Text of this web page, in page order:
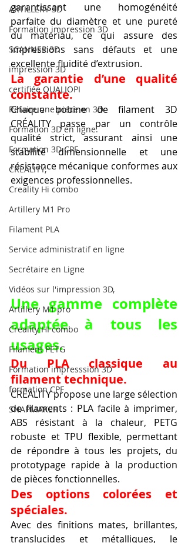
ARTILLERY 3D
Formation impression 3D
SCANNER 3D
impression 3D
certifiée QUALIOPI
Refaire une piece en 3D
Formation 3D en ligne.
Formation 3D CPF
CREALITY,
Creality Hi combo
Artillery M1 Pro
Filament PLA
Service administratif en ligne
Secrétaire en Ligne
Vidéos sur l'impression 3D,
Artillery M1 pro
Creality HI combo
Filament PETG
Formation impresssion 3D
formation CPF
SNAPMAKER
garantissant une homogénéité
parfaite du diamètre et une pureté
du matériau, ce qui assure des
impressions sans défauts et une
excellente fluidité d’extrusion.
La garantie d’une qualité
constante.
Chaque bobine de filament 3D
CRÉALITY passe par un contrôle
qualité strict, assurant ainsi une
stabilité dimensionnelle et une
résistance mécanique conformes aux
exigences professionnelles.
Une gamme complète
adaptée à tous les
usages.
Du PLA classique au
filament technique.
CRÉALITY propose une large sélection
de filaments : PLA facile à imprimer,
ABS résistant à la chaleur, PETG
robuste et TPU flexible, permettant
de répondre à tous les projets, du
prototypage rapide à la production
de pièces fonctionnelles.
Des options colorées et
spéciales.
Avec des finitions mates, brillantes,
translucides et métalliques, le